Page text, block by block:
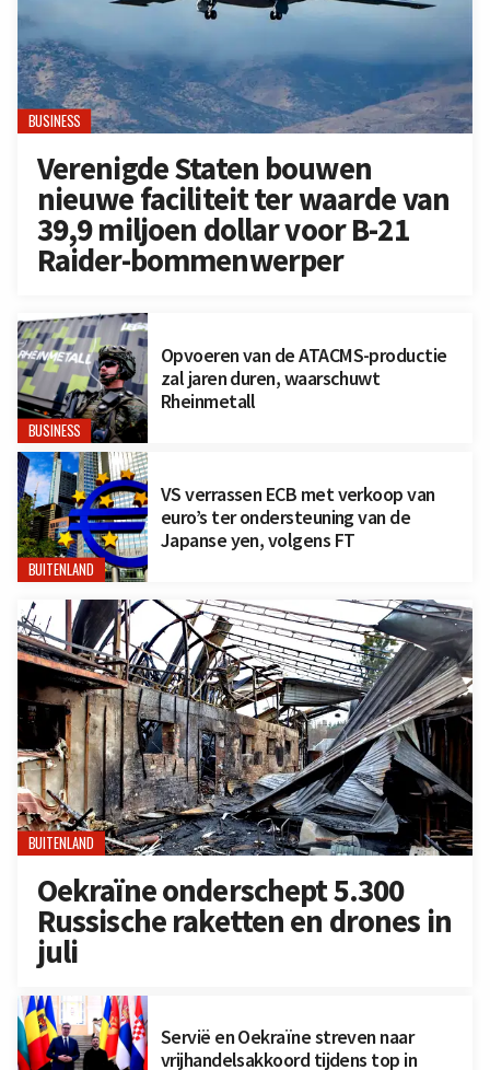
BUSINESS
Verenigde Staten bouwen
nieuwe faciliteit ter waarde van
39,9 miljoen dollar voor B-21
Raider-bommenwerper
BUSINESS
Opvoeren van de ATACMS-productie
zal jaren duren, waarschuwt
Rheinmetall
BUITENLAND
VS verrassen ECB met verkoop van
euro’s ter ondersteuning van de
Japanse yen, volgens FT
BUITENLAND
Oekraïne onderschept 5.300
Russische raketten en drones in
juli
Servië en Oekraïne streven naar
vrijhandelsakkoord tijdens top in